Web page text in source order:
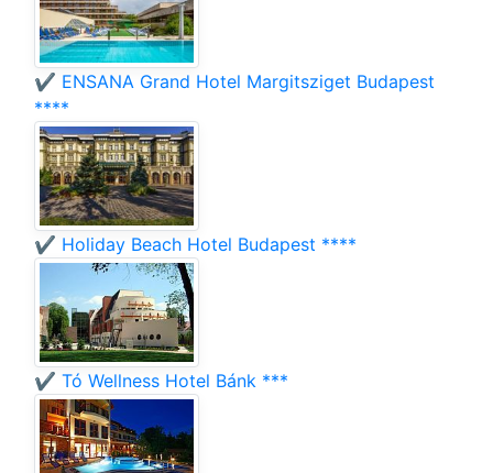
✔️ ENSANA Grand Hotel Margitsziget Budapest
****
✔️ Holiday Beach Hotel Budapest ****
✔️ Tó Wellness Hotel Bánk ***